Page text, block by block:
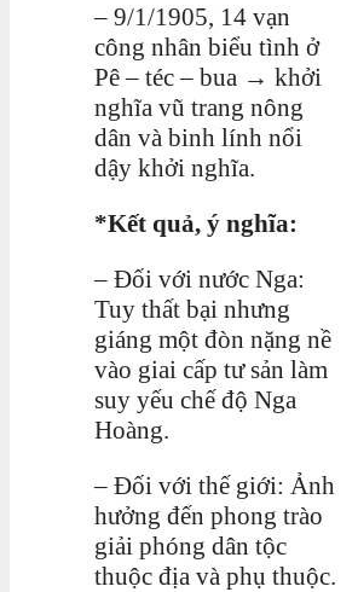
– 9/1/1905, 14 vạn
công nhân biểu tình ở
Pê – téc – bua → khởi
nghĩa vũ trang nông
dân và binh lính nổi
dậy khởi nghĩa.
*Kết quả, ý nghĩa:
– Đối với nước Nga:
Tuy thất bại nhưng
giáng một đòn nặng nề
vào giai cấp tư sản làm
suy yếu chế độ Nga
Hoàng.
– Đối với thế giới: Ảnh
hưởng đến phong trào
giải phóng dân tộc
thuộc địa và phụ thuộc.